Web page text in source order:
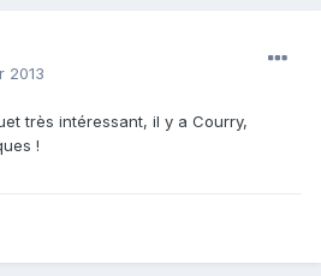
2013
très intéressant, il y a Courry,
!